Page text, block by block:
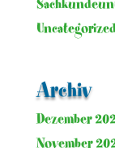
Archiv
Dezember
November